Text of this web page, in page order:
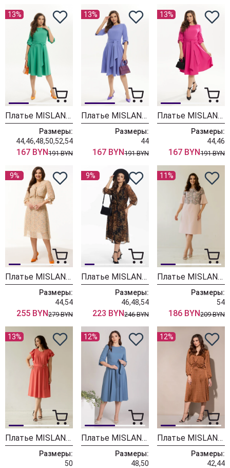
13%
Платье MISLANA WOMEN 4103 зелень
Размеры:
44,46,48,50,52,54
167 BYN191 BYN
13%
Платье MISLANA WOMEN 4103 сирень
Размеры:
44
167 BYN191 BYN
13%
Платье MISLANA WOMEN 4103 фуксия
Размеры:
44,46
167 BYN191 BYN
9%
Платье MISLANA WOMEN А897
Размеры:
44,54
255 BYN279 BYN
9%
Платье MISLANA WOMEN А879
Размеры:
46,48,54
223 BYN246 BYN
11%
Платье MISLANA WOMEN 784
Размеры:
54
186 BYN209 BYN
13%
Платье MISLANA WOMEN 781
Размеры:
50
12%
Платье MISLANA WOMEN 4101/2
Размеры:
48,50
12%
Платье MISLANA WOMEN 717
Размеры:
42,44